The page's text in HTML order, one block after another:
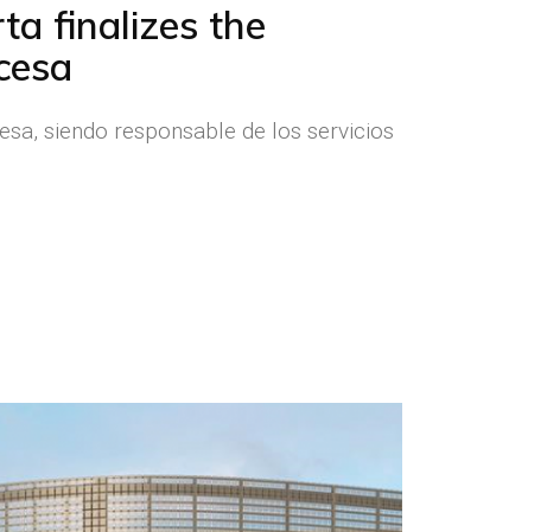
finalizes the
siendo responsable de los servicios